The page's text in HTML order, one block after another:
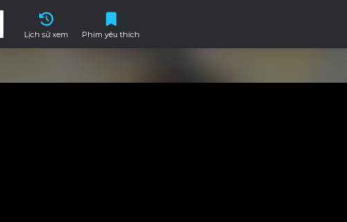
Lịch sử xem
Phim yêu thích